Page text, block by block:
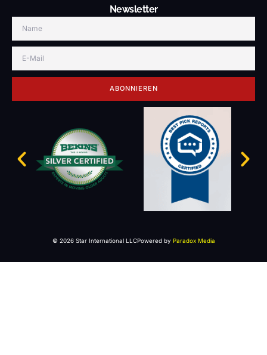
Newsletter
ABONNIEREN
© 2026 Star International LLCPowered by Paradox Media